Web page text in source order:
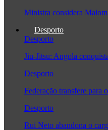
Ministra considera
Desporto
Desporto
Jiu-Jitsu: Angola
Desporto
Federação transfere para
Desporto
Rui Neto abandona o